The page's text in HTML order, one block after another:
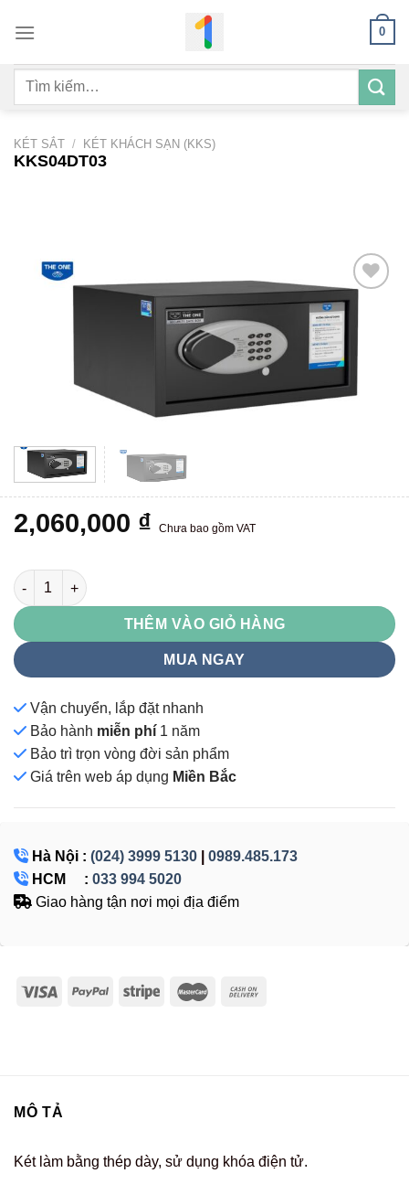
qua
dung
0
Tìm
KÉT SẮT / KÉT KHÁCH SẠN (KKS)
KKS04DT03
wishlist
2,060,000 ₫ Chưa bao gồm VAT
KKS04DT03 số lượng
THÊM VÀO GIỎ HÀNG
MUA NGAY
Vận chuyển, lắp đặt nhanh
Bảo hành miễn phí 1 năm
Bảo trì trọn vòng đời sản phẩm
Giá trên web áp dụng Miền Bắc
Hà Nội : (024) 3999 5130
0989.485.173
HCM : 033 994 5020
Giao hàng tận nơi mọi địa điểm
MÔ TẢ
Két làm bằng thép dày, sử dụng khóa điện tử.